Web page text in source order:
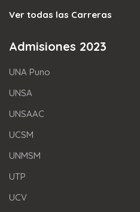
Ver todas las Carreras
Admisiones 2023
UNA Puno
UNSA
UNSAAC
UCSM
UNMSM
UTP
UCV